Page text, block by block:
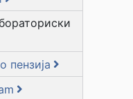
пензија